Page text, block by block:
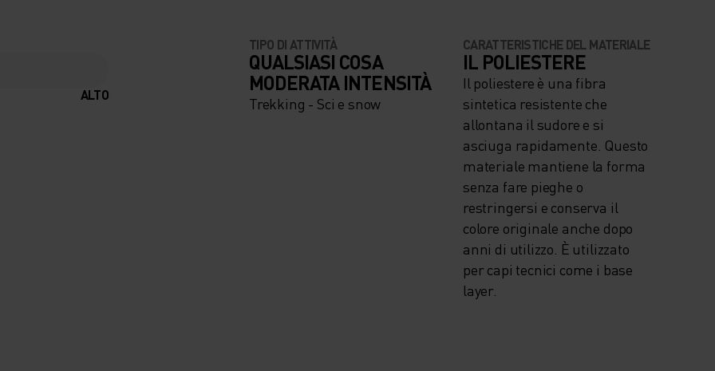
ALTO
TIPO DI ATTIVITÀ
QUALSIASI COSA
MODERATA INTENSITÀ
Trekking - Sci e snow
CARATTERISTICHE DEL MATERIALE
IL POLIESTERE
Il poliestere è una fibra
sintetica resistente che
allontana il sudore e si
asciuga rapidamente. Questo
materiale mantiene la forma
senza fare pieghe o
restringersi e conserva il
colore originale anche dopo
anni di utilizzo. È utilizzato
per capi tecnici come i base
layer.